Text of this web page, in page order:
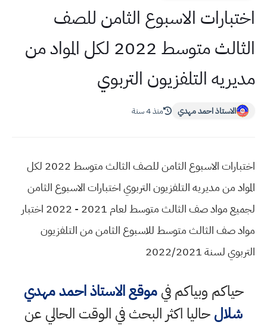
اختبارات الاسبوع الثامن للصف
الثالث متوسط 2022 لكل المواد من
مديريه التلفزيون التربوي
الاستاذ احمد مهدي منذ 4 سنة
اختبارات الاسبوع الثامن للصف الثالث متوسط 2022 لكل
المواد من مديريه التلفزيون التربوي اختبارات الاسبوع الثامن
لجميع مواد صف الثالث متوسط لعام 2021 - 2022 اختبار
مواد صف الثالث متوسط للاسبوع الثامن من التلفزيون
التربوي لسنة 2022/2021
حياكم وبياكم فيموقع الاستاذ احمد مهدي
شلالحاليا اكثر البحث في الوقت الحالي عن